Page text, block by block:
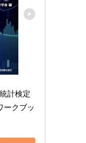
計検定
ークブッ